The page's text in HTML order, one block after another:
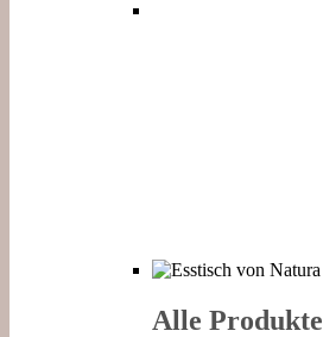
Alle Produkte